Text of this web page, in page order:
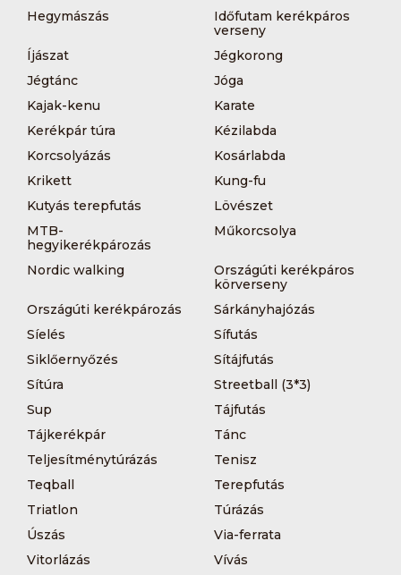
Hegymászás
Időfutam kerékpáros
verseny
Íjászat
Jégkorong
Jégtánc
Jóga
Kajak-kenu
Karate
Kerékpár túra
Kézilabda
Korcsolyázás
Kosárlabda
Krikett
Kung-fu
Kutyás terepfutás
Lövészet
MTB-
hegyikerékpározás
Műkorcsolya
Nordic walking
Országúti kerékpáros
körverseny
Országúti kerékpározás
Sárkányhajózás
Síelés
Sífutás
Siklőernyőzés
Sítájfutás
Sítúra
Streetball (3*3)
Sup
Tájfutás
Tájkerékpár
Tánc
Teljesítménytúrázás
Tenisz
Teqball
Terepfutás
Triatlon
Túrázás
Úszás
Via-ferrata
Vitorlázás
Vívás